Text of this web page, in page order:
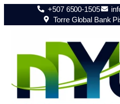
+507 6500-1505
Torre Global Bank